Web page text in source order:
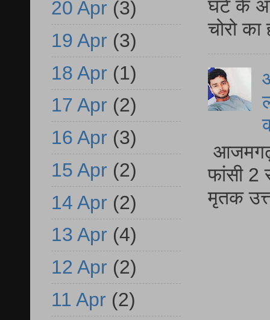
घंटे के
चोरो
आजमगढ़
फांसी 2
मृतक
20 Apr (3)
19 Apr (3)
18 Apr (1)
17 Apr (2)
16 Apr (3)
15 Apr (2)
14 Apr (2)
13 Apr (4)
12 Apr (2)
11 Apr (2)